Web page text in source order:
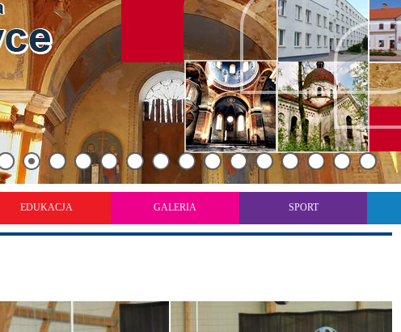
EDUKACJA GALERIA SPORT